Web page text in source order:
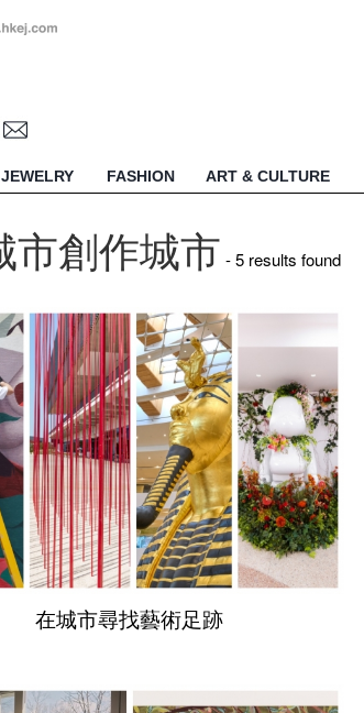
FASHION ART & CULTURE
市創作城市 - 5 results found
在城市尋找藝術足跡